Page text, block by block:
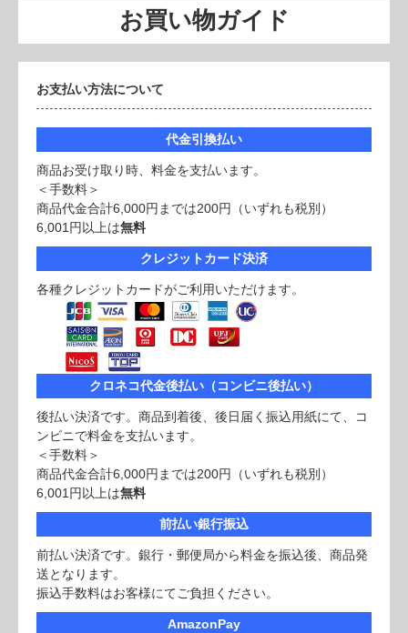
お買い物ガイド
お支払い方法について
代金引換払い
商品お受け取り時、料金を支払います。
＜手数料＞
商品代金合計6,000円までは200円（いずれも税別）
6,001円以上は無料
クレジットカード決済
各種クレジットカードがご利用いただけます。
クロネコ代金後払い（コンビニ後払い）
後払い決済です。商品到着後、後日届く振込用紙にて、コ
ンビニで料金を支払います。
＜手数料＞
商品代金合計6,000円までは200円（いずれも税別）
6,001円以上は無料
前払い銀行振込
前払い決済です。銀行・郵便局から料金を振込後、商品発
送となります。
振込手数料はお客様にてご負担ください。
AmazonPay